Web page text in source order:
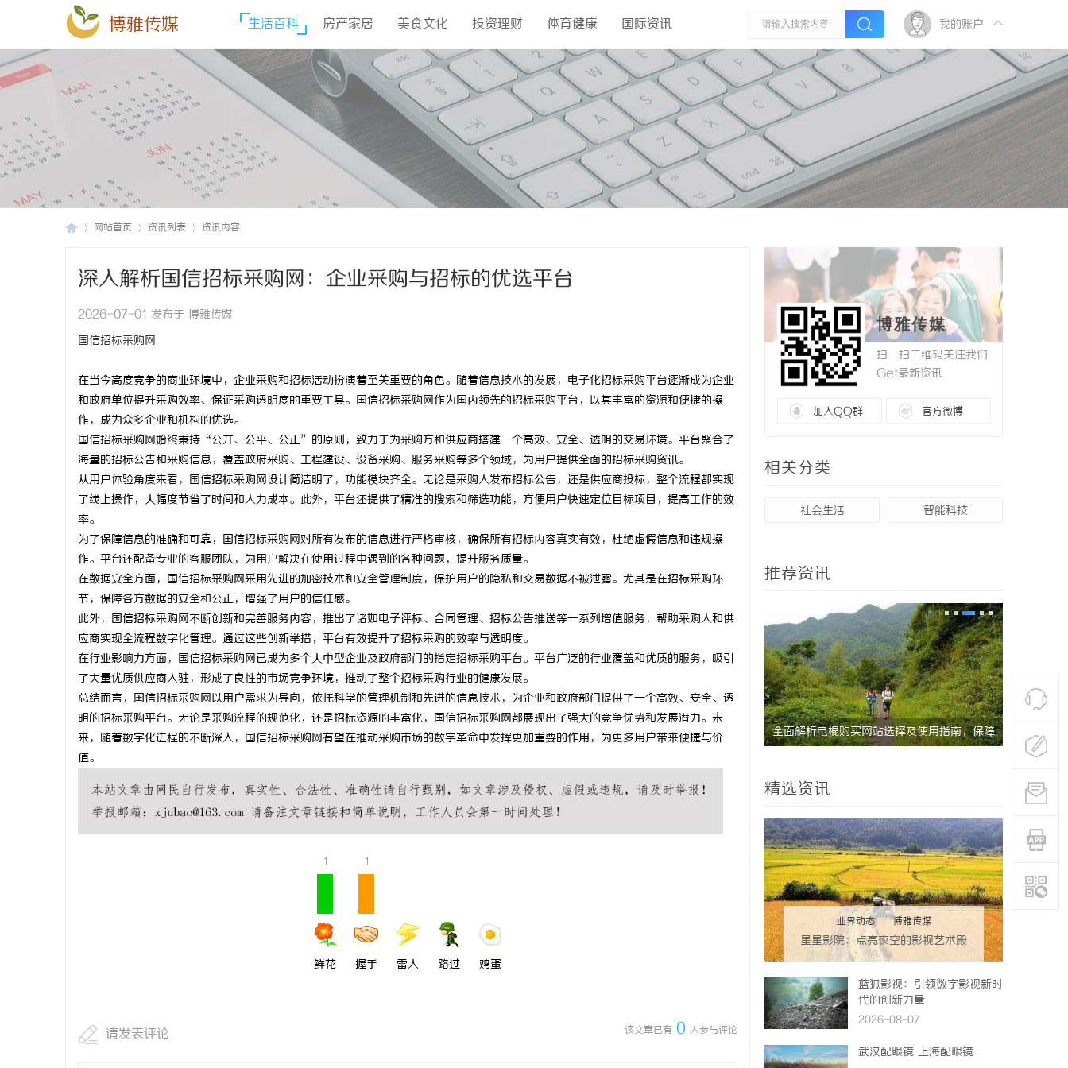
博雅传媒 生活百科 房产家居 美食文化 投资理财 体育健康 国际资讯 我的账户
网站首页 资讯列表 资讯内容
深入解析国信招标采购网：企业采购与招标的优选平台
2026-07-01 发布于 博雅传媒
国信招标采购网
在当今高度竞争的商业环境中，企业采购和招标活动扮演着至关重要的角色。随着信息技术的发展，电子化招标采购平台逐渐成为企业
和政府单位提升采购效率、保证采购透明度的重要工具。国信招标采购网作为国内领先的招标采购平台，以其丰富的资源和便捷的操
作，成为众多企业和机构的优选。
国信招标采购网始终秉持“公开、公平、公正”的原则，致力于为采购方和供应商搭建一个高效、安全、透明的交易环境。平台聚合了
海量的招标公告和采购信息，覆盖政府采购、工程建设、设备采购、服务采购等多个领域，为用户提供全面的招标采购资讯。
从用户体验角度来看，国信招标采购网设计简洁明了，功能模块齐全。无论是采购人发布招标公告，还是供应商投标，整个流程都实现
了线上操作，大幅度节省了时间和人力成本。此外，平台还提供了精准的搜索和筛选功能，方便用户快速定位目标项目，提高工作的效
率。
为了保障信息的准确和可靠，国信招标采购网对所有发布的信息进行严格审核，确保所有招标内容真实有效，杜绝虚假信息和违规操
作。平台还配备专业的客服团队，为用户解决在使用过程中遇到的各种问题，提升服务质量。
在数据安全方面，国信招标采购网采用先进的加密技术和安全管理制度，保护用户的隐私和交易数据不被泄露。尤其是在招标采购环
节，保障各方数据的安全和公正，增强了用户的信任感。
此外，国信招标采购网不断创新和完善服务内容，推出了诸如电子评标、合同管理、招标公告推送等一系列增值服务，帮助采购人和供
应商实现全流程数字化管理。通过这些创新举措，平台有效提升了招标采购的效率与透明度。
在行业影响力方面，国信招标采购网已成为多个大中型企业及政府部门的指定招标采购平台。平台广泛的行业覆盖和优质的服务，吸引
了大量优质供应商入驻，形成了良性的市场竞争环境，推动了整个招标采购行业的健康发展。
总结而言，国信招标采购网以用户需求为导向，依托科学的管理机制和先进的信息技术，为企业和政府部门提供了一个高效、安全、透
明的招标采购平台。无论是采购流程的规范化，还是招标资源的丰富化，国信招标采购网都展现出了强大的竞争优势和发展潜力。未
来，随着数字化进程的不断深入，国信招标采购网有望在推动采购市场的数字革命中发挥更加重要的作用，为更多用户带来便捷与价
值。
1
鲜花
1
握手 雷人 路过 鸡蛋
该文章已有 0 人参与评论
请发表评论
博雅传媒
扫一扫二维码关注我们
Get最新资讯
加入QQ群 官方微博
相关分类
社会生活 智能科技
推荐资讯
革新驱动下的化工装备展：引领行业未来发展 深度解析国信招投标公共服务平台的功能与优 全面解析电棍购买网站选择及使用指南，保障 武汉配眼
精选资讯
业界动态 | 博雅传媒
星星影院：点亮夜空的影视艺术殿
堂
蓝狐影视：引领数字影视新时
代的创新力量
2026-08-07
武汉配眼镜 上海配眼镜